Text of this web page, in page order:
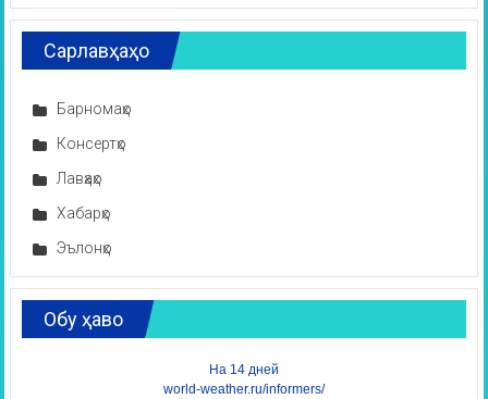
Сарлавҳаҳо
Барномаҳо
Консертҳо
Лавҳаҳо
Хабарҳо
Эълонҳо
Обу ҳаво
На 14 дней
world-weather.ru/informers/